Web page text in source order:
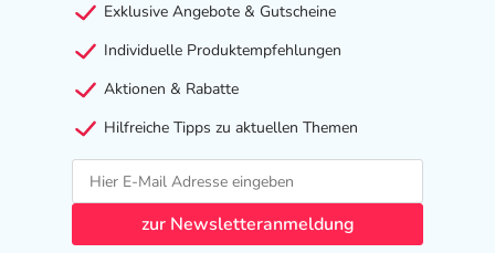
Exklusive Angebote & Gutscheine
Individuelle Produktempfehlungen
Aktionen & Rabatte
Hilfreiche Tipps zu aktuellen Themen
zur Newsletteranmeldung